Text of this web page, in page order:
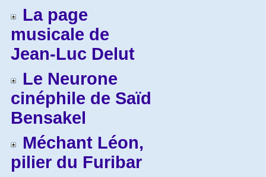
La page
musicale de
Jean-Luc Delut
Le Neurone
cinéphile de Saïd
Bensakel
Méchant Léon,
pilier du Furibar